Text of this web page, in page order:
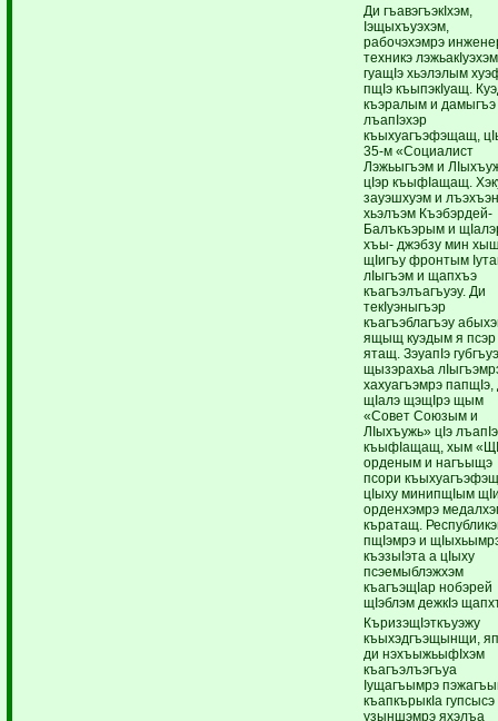
Ди гъавэгъэкIхэм,
Iэщыхъуэхэм,
рабочэхэмрэ
техникэ
гуащIэ хьэлэлым
пщIэ къыпэкIуащ.
къэралым и дамыгъэ
лъапIэхэр
къыхуагъэфэщащ,
35-м «Социалист
Лэжьыгъэм и
цIэр къыфIащащ.
зауэшхуэм и
хьэлъэм Къэбэрдей-
Балъкъэрым и
хъы- джэбзу мин
щIигъу фронтым
лIыгъэм и щапхъэ
къагъэлъагъуэу. Ди
текIуэныгъэр
къагъэблагъэу
ящыщ куэдым я псэр
ятащ. ЗэуапIэ
щызэрахьа
хахуагъэмрэ папщIэ,
щIалэ щэщIрэ щым
«Совет Союзым и
ЛIыхъужь» цIэ
къыфIащащ, хым
орденым и нагъыщэ
псори
цIыху минипщIым
орденхэмрэ
къратащ.
пщIэмрэ и
къэзыIэта а цIыху
псэемыблэжхэм
къагъэщIар нобэрей
щIэблэм дежкIэ
КъризэщIэткъуэжу
къыхэдгъэщынщи,
ди нэхъыжьыфIхэм
къагъэлъэгъуа
Iущагъымрэ
къапкърыкIа гупсысэ
узыншэмрэ яхэлъа